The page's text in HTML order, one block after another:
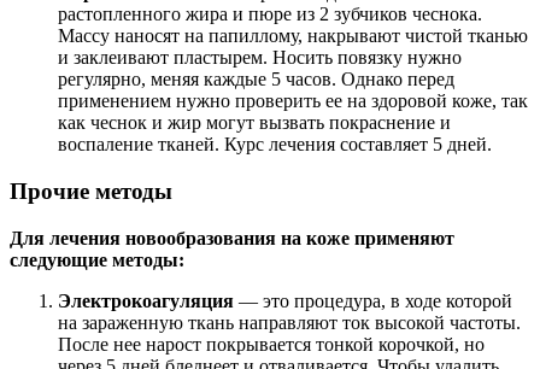
растопленного жира и пюре из 2 зубчиков чеснока.
Массу наносят на папиллому, накрывают чистой тканью
и заклеивают пластырем. Носить повязку нужно
регулярно, меняя каждые 5 часов. Однако перед
применением нужно проверить ее на здоровой коже, так
как чеснок и жир могут вызвать покраснение и
воспаление тканей. Курс лечения составляет 5 дней.
Прочие методы
Для лечения новообразования на коже применяют
следующие методы:
Электрокоагуляция — это процедура, в ходе которой
на зараженную ткань направляют ток высокой частоты.
После нее нарост покрывается тонкой корочкой, но